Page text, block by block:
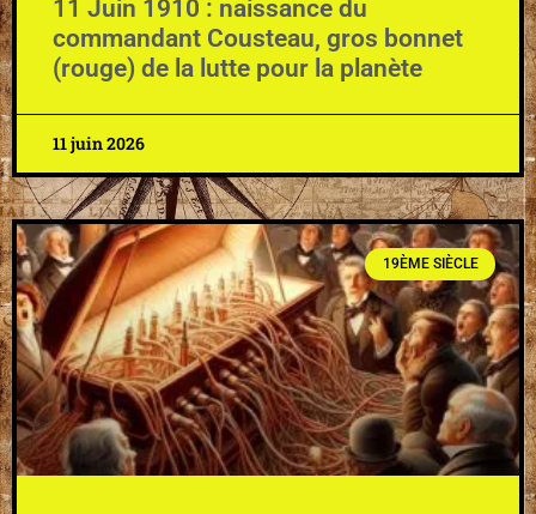
11 Juin 1910 : naissance du
commandant Cousteau, gros bonnet
(rouge) de la lutte pour la planète
11 juin 2026
19ÈME SIÈCLE